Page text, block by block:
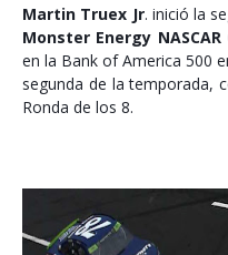
Martin Truex Jr. inició la
Monster Energy NASCAR
en la Bank of America 500
segunda de la temporada,
Ronda de los 8.